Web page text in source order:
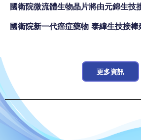
國衛院微流體生物晶片將由元錦生技
國衛院新一代癌症藥物 泰緯生技接
更多資訊